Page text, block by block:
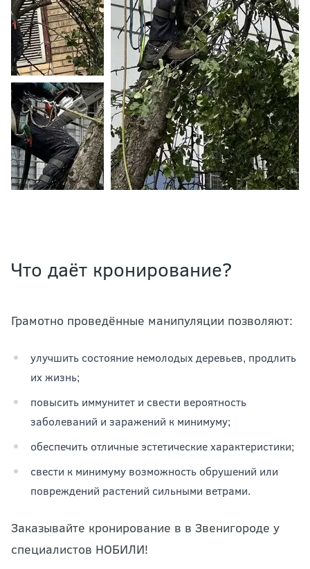
Что даёт кронирование?
Грамотно проведённые манипуляции позволяют:
улучшить состояние немолодых деревьев, продлить
их жизнь;
повысить иммунитет и свести вероятность
заболеваний и заражений к минимуму;
обеспечить отличные эстетические характеристики;
свести к минимуму возможность обрушений или
повреждений растений сильными ветрами.
Заказывайте кронирование в в Звенигороде у
специалистов НОБИЛИ!